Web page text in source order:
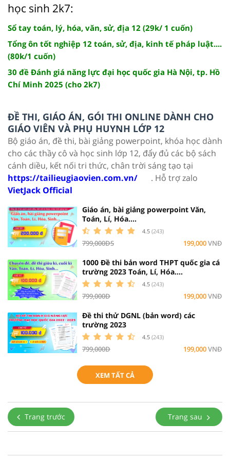
học sinh 2k7:
Sổ tay toán, lý, hóa, văn, sử, địa 12 (29k/ 1 cuốn)
Tổng ôn tốt nghiệp 12 toán, sử, địa, kinh tế pháp luật....
(80k/1 cuốn)
30 đề Đánh giá năng lực đại học quốc gia Hà Nội, tp. Hồ
Chí Minh 2025 (cho 2k7)
ĐỀ THI, GIÁO ÁN, GÓI THI ONLINE DÀNH CHO
GIÁO VIÊN VÀ PHỤ HUYNH LỚP 12
Bộ giáo án, đề thi, bài giảng powerpoint, khóa học dành
cho các thầy cô và học sinh lớp 12, đẩy đủ các bộ sách
cánh diều, kết nối tri thức, chân trời sáng tạo tại
https://tailieugiaovien.com.vn/
. Hỗ trợ zalo
VietJack Official
Giáo án, bài giảng powerpoint Văn,
Toán, Lí, Hóa....
4.5 (243)
799,000ĐS 199,000VNĐ
1000 Đề thi bản word THPT quốc gia cá
trường 2023 Toán, Lí, Hóa....
4.5 (243)
799,000Đ 199,000VNĐ
Đề thi thử DGNL (bản word) các
trường 2023
4.5 (243)
799,000Đ 199,000VNĐ
XEM TẤT CẢ
Trang trước Trang sau